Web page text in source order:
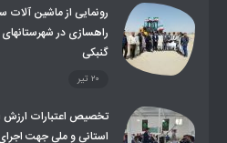
تشکیلات اداری
رونمایی از ماشین آلات
راهسازی در
گنبکی
۲۰ تیر
تخصیص اعتبارات ارزش
استانی و ملی جهت